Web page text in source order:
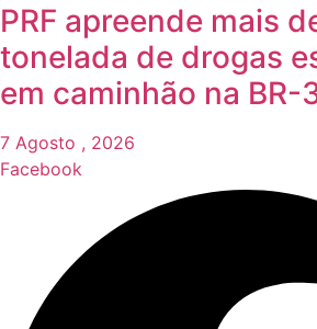
PRF apreende mais
tonelada de drogas
em caminhão na BR-
7 Agosto , 2026
Facebook